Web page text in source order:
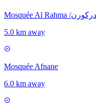
5.0 km away
Mosquée Afnane
6.0 km away